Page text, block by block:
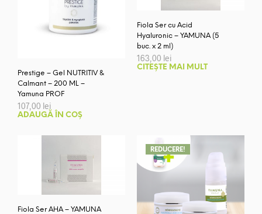
Prestige – Gel NUTRITIV &
Calmant – 200 ML –
Yamuna PROF
107,00 lei
ADAUGĂ ÎN COȘ
Fiola Ser cu Acid
Hyaluronic – YAMUNA (5
buc. x 2 ml)
163,00 lei
CITEȘTE MAI MULT
Fiola Ser AHA – YAMUNA
REDUCERE!